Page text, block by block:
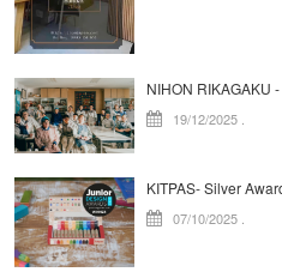
NIHON RIKAGAKU
19/12/2025 .
KITPAS- Silver
07/10/2025